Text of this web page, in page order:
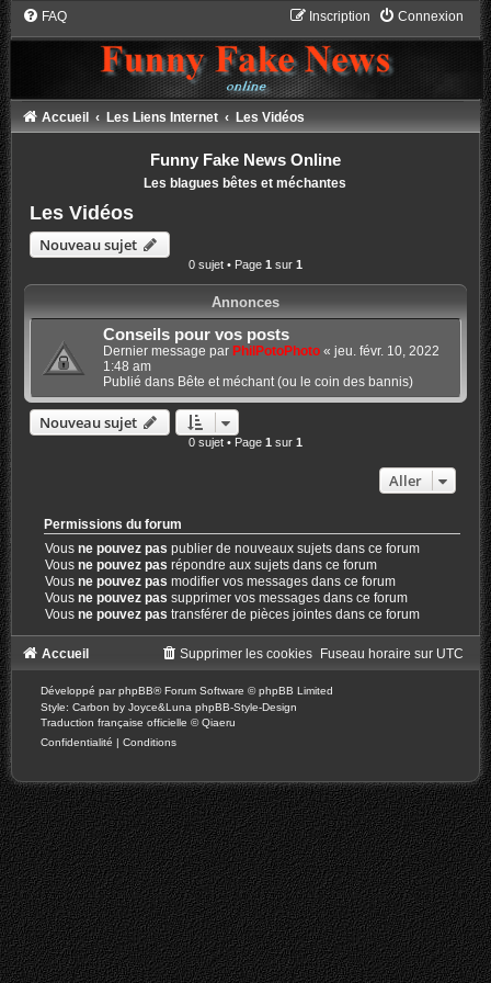
FAQ Connexion
Inscription
Accueil Les Liens Internet Les Vidéos
Funny Fake News Online
Les blagues bêtes et méchantes
Les Vidéos
Nouveau sujet
0 sujet • Page 1 sur 1
Annonces
Conseils pour vos posts
Dernier message par PhilPotoPhoto« jeu. févr. 10, 2022
1:48 am
Publié dans Bête et méchant (ou le coin des bannis)
Nouveau sujet
0 sujet • Page 1 sur 1
Aller
Permissions du forum
Vousne pouvez pas publier de nouveaux sujets dans ce forum
Vousne pouvez pas répondre aux sujets dans ce forum
Vousne pouvez pas modifier vos messages dans ce forum
Vousne pouvez pas supprimer vos messages dans ce forum
Vousne pouvez pas transférer de pièces jointes dans ce forum
Accueil Fuseau horaire sur UTC
Supprimer les cookies
Développé parphpBB® Forum Software © phpBB Limited
Style: Carbon by Joyce&Luna phpBB-Style-Design
Traduction française officielle ©Qiaeru
Confidentialité | Conditions